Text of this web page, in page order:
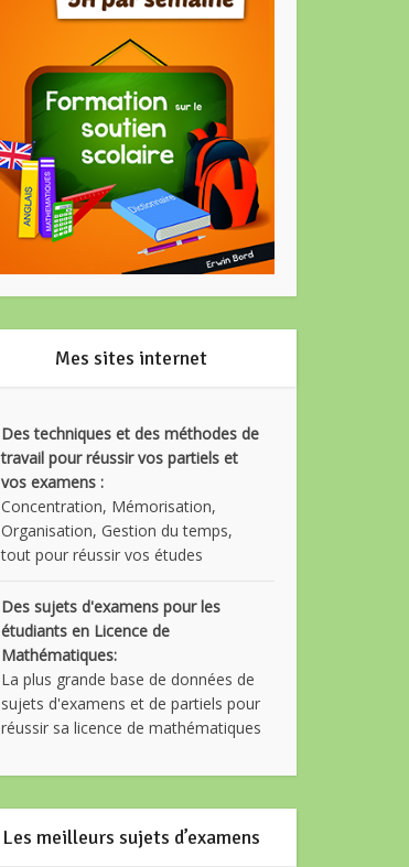
Mes sites internet
Des techniques et des méthodes de
travail pour réussir vos partiels et
vos examens :
Concentration, Mémorisation,
Organisation, Gestion du temps,
tout pour réussir vos études
Des sujets d'examens pour les
étudiants en Licence de
Mathématiques:
La plus grande base de données de
sujets d'examens et de partiels pour
réussir sa licence de mathématiques
Les meilleurs sujets d’examens